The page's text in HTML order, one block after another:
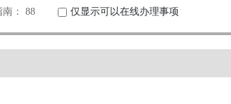
市税务局 常熟海事局
南： 88 仅显示可以在线办理事项